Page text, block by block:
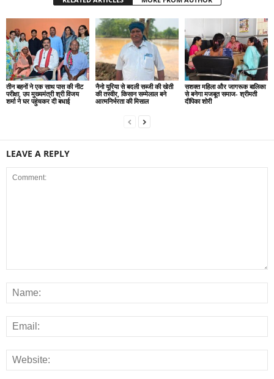
तीन बहनों ने एक साथ पास की नीट
परीक्षा, उप मुख्यमंत्री श्री विजय
शर्मा ने घर पहुंचकर दी बधाई
नैनो यूरिया से बदली सब्जी की खेती
की तस्वीर, किसान सम्मेलाल बने
आत्मनिर्भरता की मिसाल
सशक्त महिला और जागरूक बालिका
से बनेगा मजबूत समाज- श्रीमती
दीपिका शोरी
LEAVE A REPLY